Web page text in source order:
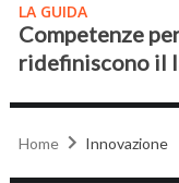
LA GUIDA
Competenze
ridefiniscono il
Home Innovazione